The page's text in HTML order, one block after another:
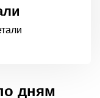
дням